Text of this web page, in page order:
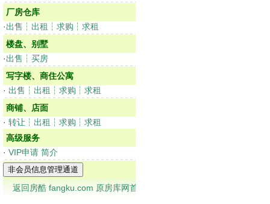
厂房仓库
·出售 ┆ 出租 ┆ 求购 ┆ 求租
楼盘、别墅
·出售 ┆ 买房
写字楼、商住公寓
· 出售 ┆ 出租 ┆ 求购 ┆ 求租
商铺、店面
· 转让 ┆ 出租 ┆ 求购 ┆ 求租
高级服务
· VIP申请 简介
返回房酷 fangku.com 原房库网首页